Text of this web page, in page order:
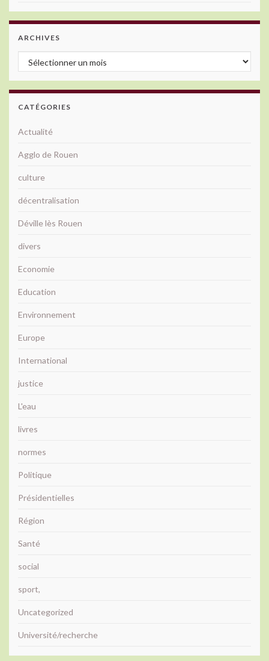
ARCHIVES
Archives
CATÉGORIES
Actualité
Agglo de Rouen
culture
décentralisation
Déville lès Rouen
divers
Economie
Education
Environnement
Europe
International
justice
L'eau
livres
normes
Politique
Présidentielles
Région
Santé
social
sport,
Uncategorized
Université/recherche